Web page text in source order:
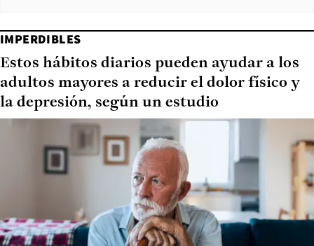
IMPERDIBLES
Estos hábitos diarios pueden ayudar a los
adultos mayores a reducir el dolor físico y
la depresión, según un estudio